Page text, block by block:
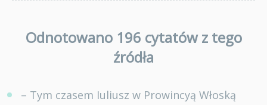
Odnotowano 196 cytatów z tego
źródła
– Tym czasem Iuliusz w Prowincyą Włoską